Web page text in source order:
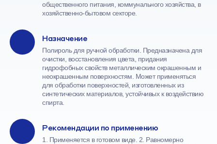
общественного питания, коммунального хозяйства, в
хозяйственно-бытовом секторе.
Назначение
Полироль для ручной обработки. Предназначена для
очистки, восстановления цвета, придания
гидрофобных свойств металлическим окрашенным и
неокрашенным поверхностям. Может применяться
для обработки поверхностей, изготовленных из
синтетических материалов, устойчивых к воздействию
спирта.
Рекомендации по применению
1. Применяется в готовом виде. 2. Равномерно